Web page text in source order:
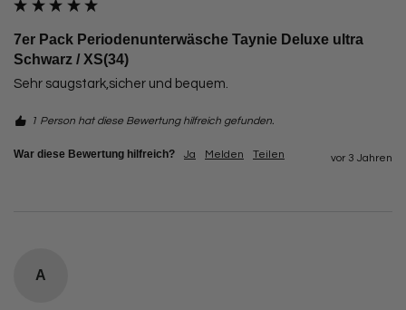
7er Pack Periodenunterwäsche Taynie Deluxe ultra
Schwarz / XS(34)
Sehr saugstark,sicher und bequem.
1 Person hat diese Bewertung hilfreich gefunden.
War diese Bewertung hilfreich? Ja Melden Teilen vor 3 Jahren
A